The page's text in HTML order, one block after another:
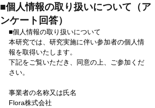
■個人情報の取り扱いについて（ア
ンケート回答）
■個人情報の取り扱いについて
本研究では、研究実施に伴い参加者の個人情
報を取得いたします。
下記をご覧いただき、同意の上、ご参加くだ
さい。
事業者の名称又は氏名
Flora株式会社